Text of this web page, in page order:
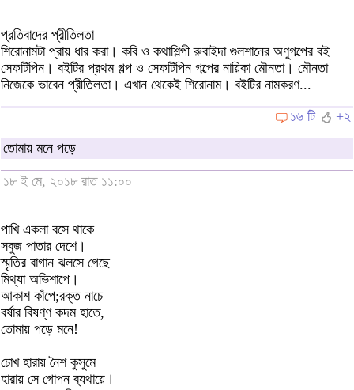
প্রতিবাদের প্রীতিলতা
শিরোনামটা প্রায় ধার করা। কবি ও কথাশিল্পী রুবাইদা গুলশানের অণুগল্পের বই
সেফটিপিন। বইটির প্রথম গল্প ও সেফটিপিন গল্পের নায়িকা মৌনতা। মৌনতা
নিজেকে ভাবেন প্রীতিলতা। এখান থেকেই শিরোনাম। বইটির নামকরণ...
১৬ টি
+২
তোমায় মনে পড়ে
১৮ ই মে, ২০১৮ রাত ১১:০০
পাখি একলা বসে থাকে
সবুজ পাতার দেশে।
স্মৃতির বাগান ঝলসে গেছে
মিথ্যা অভিশাপে।
আকাশ কাঁপে;রক্ত নাচে
বর্ষার বিষণ্ণ কদম হাতে,
তোমায় পড়ে মনে!
চোখ হারায় নৈশ কুসুমে
হারায় সে গোপন ব্যথায়ে।